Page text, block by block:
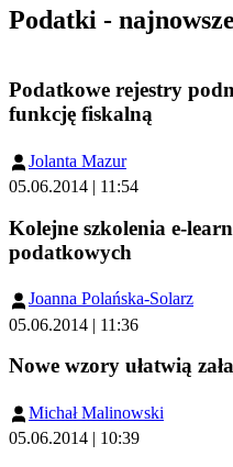
Podatki - najnowsze
Podatkowe rejestry
funkcję fiskalną
Jolanta Mazur
05.06.2014 | 11:54
Kolejne szkolenia e-
podatkowych
Joanna Polańska-Solarz
05.06.2014 | 11:36
Nowe wzory ułatwią
Michał Malinowski
05.06.2014 | 10:39